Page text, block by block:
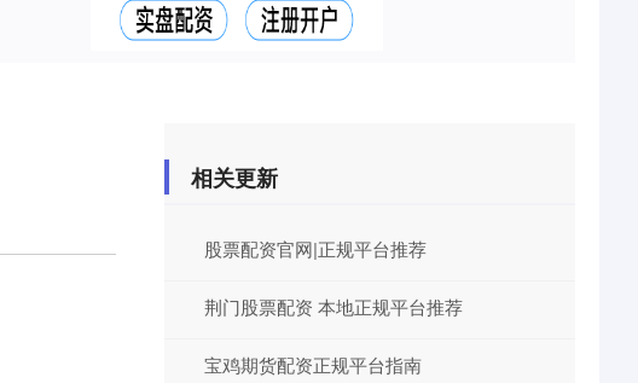
相关更新
股票配资官网|正规平台推荐
荆门股票配资 本地正规平台推荐
宝鸡期货配资正规平台指南